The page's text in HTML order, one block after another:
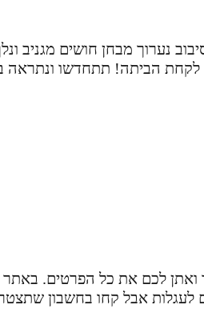
נערוך מבחן חושים מגניב
לקחת הביתה! תתחדשו ונתראה
ואתן לכם את כל הפרטים.
אבל קחו בחשבון